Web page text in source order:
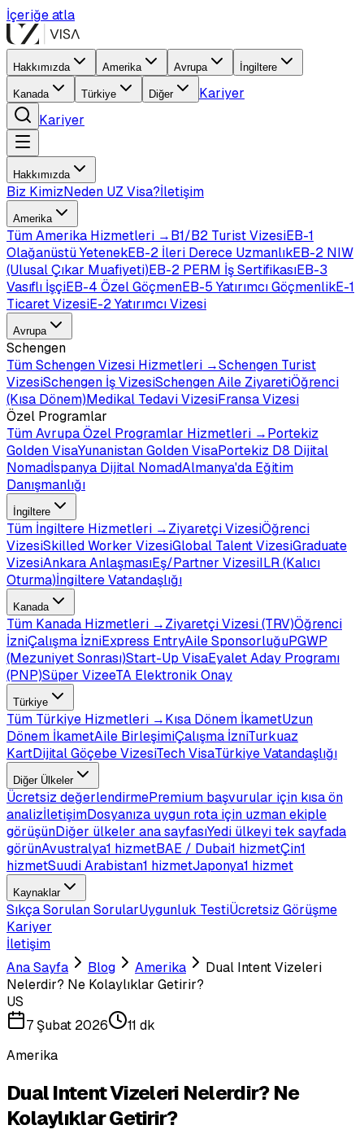
İçeriğe atla
Hakkımızda Amerika Avrupa İngiltere
Kanada Türkiye Diğer
Kariyer
Kariyer
Hakkımızda
Biz KimizNeden UZ Visa?İletişim
Amerika
TümAmerika Hizmetleri →B1/B2 Turist VizesiEB-1
Olağanüstü YetenekEB-2 İleri Derece UzmanlıkEB-2 NIW
(Ulusal Çıkar Muafiyeti)EB-2 PERM İş SertifikasıEB-3
Vasıflı İşçiEB-4 Özel GöçmenEB-5 Yatırımcı GöçmenlikE-1
Ticaret VizesiE-2 Yatırımcı Vizesi
Avrupa
Schengen
TümSchengen Vizesi Hizmetleri →Schengen Turist
VizesiSchengen İş VizesiSchengen Aile ZiyaretiÖğrenci
(Kısa Dönem)Medikal Tedavi VizesiFransa Vizesi
Özel Programlar
TümAvrupa Özel Programlar Hizmetleri →Portekiz
Golden VisaYunanistan Golden VisaPortekiz D8 Dijital
Nomadİspanya Dijital NomadAlmanya'da Eğitim
Danışmanlığı
İngiltere
Tüm İngiltere Hizmetleri →Ziyaretçi VizesiÖğrenci
VizesiSkilled Worker VizesiGlobal Talent VizesiGraduate
VizesiAnkara AnlaşmasıEş/Partner VizesiILR (Kalıcı
Oturma)İngiltere Vatandaşlığı
Kanada
Tüm Kanada Hizmetleri →Ziyaretçi Vizesi (TRV)Öğrenci
İzniÇalışma İzniExpress EntryAile SponsorluğuPGWP
(Mezuniyet Sonrası)Start-Up VisaEyalet Aday Programı
(PNP)Süper VizeeTA Elektronik Onay
Türkiye
Tüm Türkiye Hizmetleri →Kısa Dönem İkametUzun
Dönem İkametAile BirleşimiÇalışma İzniTurkuaz
KartDijital Göçebe VizesiTech VisaTürkiye Vatandaşlığı
Diğer Ülkeler
Ücretsiz değerlendirmePremium başvurular için kısa ön
analizİletişimDosyanıza uygun rota için uzman ekiple
görüşünDiğer ülkeler ana sayfasıYedi ülkeyi tek sayfada
görünAvustralya1 hizmetBAE / Dubai1 hizmetÇin1
hizmetSuudi Arabistan1 hizmetJaponya1 hizmet
Kaynaklar
Sıkça Sorulan SorularUygunluk TestiÜcretsiz Görüşme
Kariyer
İletişim
Ana Sayfa
Blog Amerika
Dual Intent Vizeleri
Nelerdir? Ne Kolaylıklar Getirir?
US
7 Şubat 2026
11 dk
Amerika
Dual Intent Vizeleri Nelerdir? Ne
Kolaylıklar Getirir?